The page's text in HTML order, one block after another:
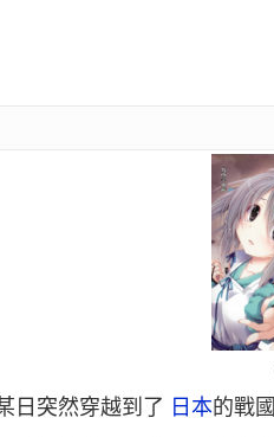
日突然穿越到了 日本的戰